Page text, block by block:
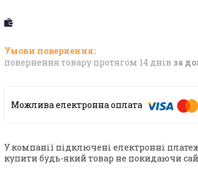
повернення товару протягом 14 днів за
У компанії підключені електронні
купити будь-який товар не покидаючи